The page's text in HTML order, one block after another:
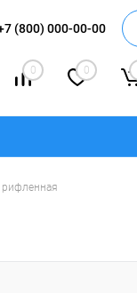
(800) 000-00-00
0 0
рифленная